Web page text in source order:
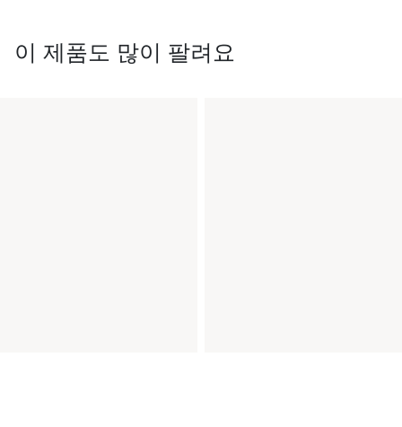
이 제품도 많이 팔려요